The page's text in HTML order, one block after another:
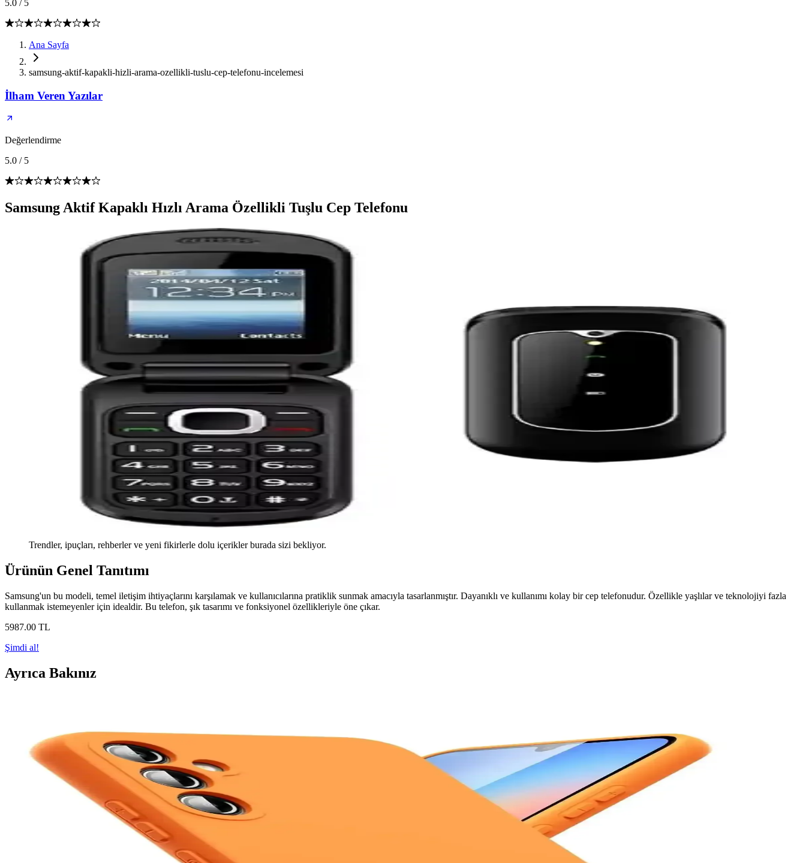
5.0 / 5
Ana Sayfa
samsung-aktif-kapakli-hizli-arama-ozellikli-tuslu-cep-telefonu-incelemesi
İlham Veren Yazılar
Değerlendirme
5.0 / 5
Samsung Aktif Kapaklı Hızlı Arama Özellikli Tuşlu Cep Telefonu
Trendler, ipuçları, rehberler ve yeni fikirlerle dolu içerikler burada sizi bekliyor.
Ürünün Genel Tanıtımı
Samsung'un bu modeli, temel iletişim ihtiyaçlarını karşılamak ve kullanıcılarına pratiklik sunmak amacıyla tasarlanmıştır. Dayanıklı ve kullanımı kolay bir cep telefonudur. Özellikle yaşlılar ve teknolojiyi fazla
kullanmak istemeyenler için idealdir. Bu telefon, şık tasarımı ve fonksiyonel özellikleriyle öne çıkar.
5987.00 TL
Şimdi al!
Ayrıca Bakınız
Telefon markası seçimi kullanım alışkanlıklarına göre değişir. iPhone uzun destek ve seyahat avantajı sunarken, Samsung özelleştirme ve çok yönlülük sağlar. Diğer markalar performans ve fiyat dengesi sunar.
Mediamarkt Kayseri'de Geniş Telefon Aksesuarları Seçenekleri ve Ürün Çeşitleri
Mediamarkt Kayseri, geniş ürün yelpazesiyle telefon aksesuarları sunuyor. Şarj kabloları, kılıflar, ekran koruyucuları ve kulaklıklar gibi çeşitli ürünlerle telefonlarınızı koruyun ve kişiselleştirin.
Kişisel Kullanım İçin En Uygun Akıllı Telefon Seçimi Güncel Kriterler ve Modeller
Kişisel kullanım için en uygun telefonu seçmek için güncel kriterler ve modeller hakkında detaylı bilgi, karşılaştırma platformlarının önemi ve seçim ipuçları içerir.
Poco Telefonların Özellikleri ve Kullanıcı Deneyimleri Analizi